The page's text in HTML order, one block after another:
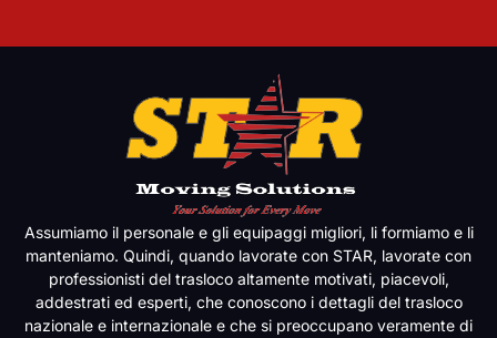
Assumiamo il personale e gli equipaggi migliori, li formiamo e li
manteniamo. Quindi, quando lavorate con STAR, lavorate con
professionisti del trasloco altamente motivati, piacevoli,
addestrati ed esperti, che conoscono i dettagli del trasloco
nazionale e internazionale e che si preoccupano veramente di